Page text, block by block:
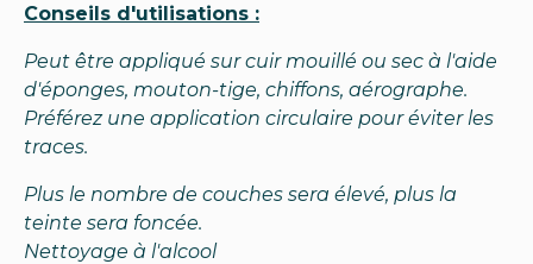
Conseils d'utilisations :
Peut être appliqué sur cuir mouillé ou sec à l'aide
d'éponges, mouton-tige, chiffons, aérographe.
Préférez une application circulaire pour éviter les
traces.
Plus le nombre de couches sera élevé, plus la
teinte sera foncée.
Nettoyage à l'alcool